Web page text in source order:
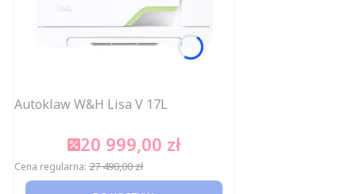
Autoklaw W&H Lisa V 17L
Cena promocyjna
20 999,00 zł
Cena regularna: 27 490,00 zł